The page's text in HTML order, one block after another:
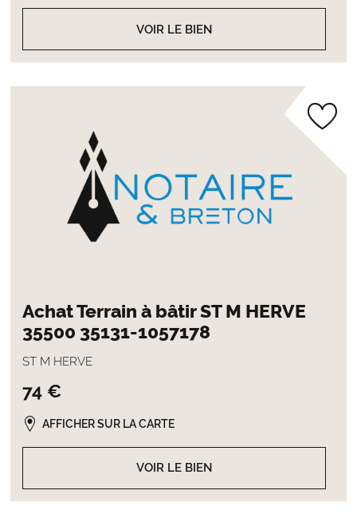
VOIR LE BIEN
Achat Terrain à bâtir ST M HERVE
35500 35131-1057178
ST M HERVE
74 €
VOIR LE BIEN
AFFICHER SUR LA CARTE